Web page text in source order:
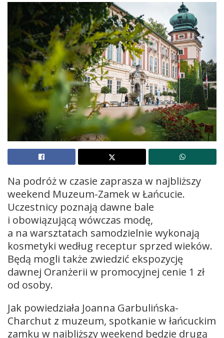
Na podróż w czasie zaprasza w najbliższy
weekend Muzeum-Zamek w Łańcucie.
Uczestnicy poznają dawne bale
i obowiązującą wówczas modę,
a na warsztatach samodzielnie wykonają
kosmetyki według receptur sprzed wieków.
Będą mogli także zwiedzić ekspozycję
dawnej Oranżerii w promocyjnej cenie 1 zł
od osoby.
Jak powiedziała Joanna Garbulińska-
Charchut z muzeum, spotkanie w łańcuckim
zamku w najbliższy weekend będzie drugą